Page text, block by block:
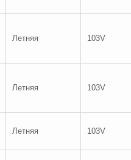
Летняя 103V
Летняя 103V
Летняя 103V